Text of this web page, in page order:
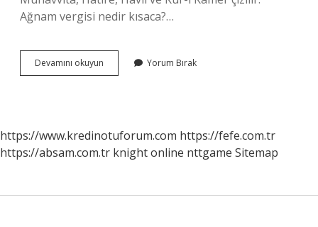
Ağnam vergisi nedir kısaca?…
Devamını okuyun
Resmi
Yorum Bırak
https://www.kredinotuforum.com https://fefe.com.tr
https://absam.com.tr knight online nttgame Sitemap